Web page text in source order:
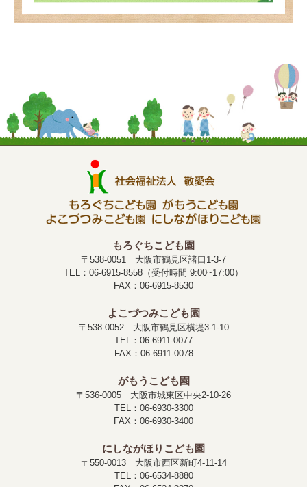
もろぐちこども園
〒538-0051 大阪市鶴見区諸口1-3-7
TEL：06-6915-8558（受付時間 9:00~17:00）
FAX：06-6915-8530
よこづつみこども園
〒538-0052 大阪市鶴見区横堤3-1-10
TEL：06-6911-0077
FAX：06-6911-0078
がもうこども園
〒536-0005 大阪市城東区中央2-10-26
TEL：06-6930-3300
FAX：06-6930-3400
にしながほりこども園
〒550-0013 大阪市西区新町4-11-14
TEL：06-6534-8880